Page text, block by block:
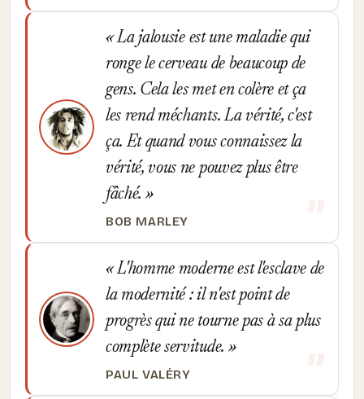
La jalousie est une maladie qui
ronge le cerveau de beaucoup de
gens. Cela les met en colère et ça
les rend méchants. La vérité, c'est
ça. Et quand vous connaissez la
vérité, vous ne pouvez plus être
fâché.
BOB MARLEY
L'homme moderne est l'esclave de
la modernité : il n'est point de
progrès qui ne tourne pas à sa plus
complète servitude.
PAUL VALÉRY